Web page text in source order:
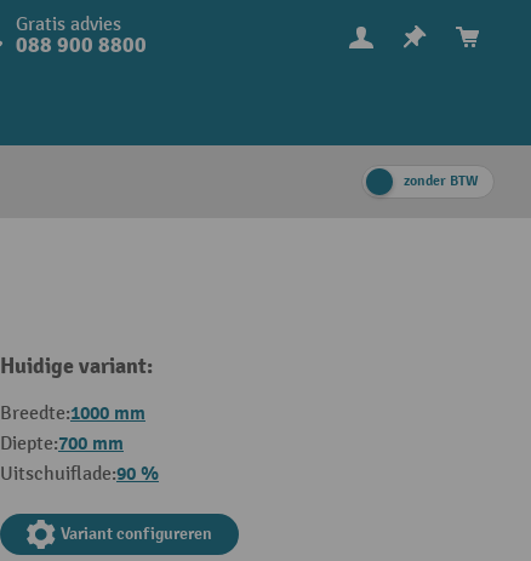
Gratis advies
088 900 8800
zonder BTW
Huidige variant:
Breedte:1000 mm
Diepte:700 mm
Uitschuiflade:90 %
Variant configureren